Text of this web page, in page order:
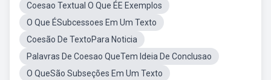
Coesao Textual O Que ÉE Exemplos
O Que ÉSubcessoes Em Um Texto
Coesão De TextoPara Noticia
Palavras De Coesao QueTem Ideia De Conclusao
O QueSão Subseções Em Um Texto